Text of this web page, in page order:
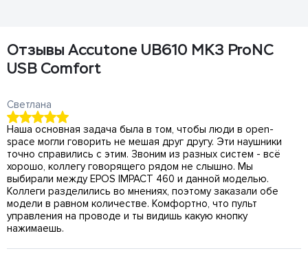
Отзывы Accutone UB610 MK3 ProNC
USB Comfort
Светлана
Наша основная задача была в том, чтобы люди в open-
space могли говорить не мешая друг другу. Эти наушники
точно справились с этим. Звоним из разных систем - всё
хорошо, коллегу говорящего рядом не слышно. Мы
выбирали между EPOS IMPACT 460 и данной моделью.
Коллеги разделились во мнениях, поэтому заказали обе
модели в равном количестве. Комфортно, что пульт
управления на проводе и ты видишь какую кнопку
нажимаешь.